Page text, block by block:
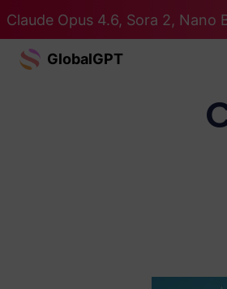
Claude Opus 4.6, Sora 2, Nano
GlobalGPT